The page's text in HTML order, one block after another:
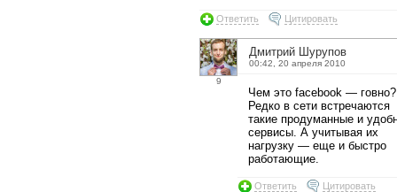
Ответить Цитировать
9
Дмитрий Шурупов
00:42, 20 апреля 2010
Чем это facebook — говно?
Редко в сети встречаются
такие продуманные и
сервисы. А учитывая их
нагрузку — еще и быстро
работающие.
Ответить Цитировать